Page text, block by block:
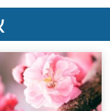
מתחנן: "תעשו
שהבן שלי יכיר